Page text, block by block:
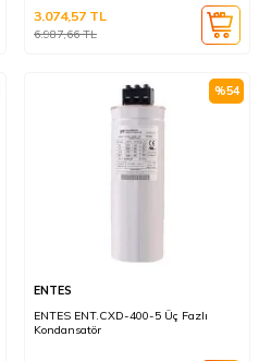
6.987,66TL
3.074,57 TL
%54
ENTES
ENTES ENT.CXD-400-5 Üç Fazlı
Kondansatör